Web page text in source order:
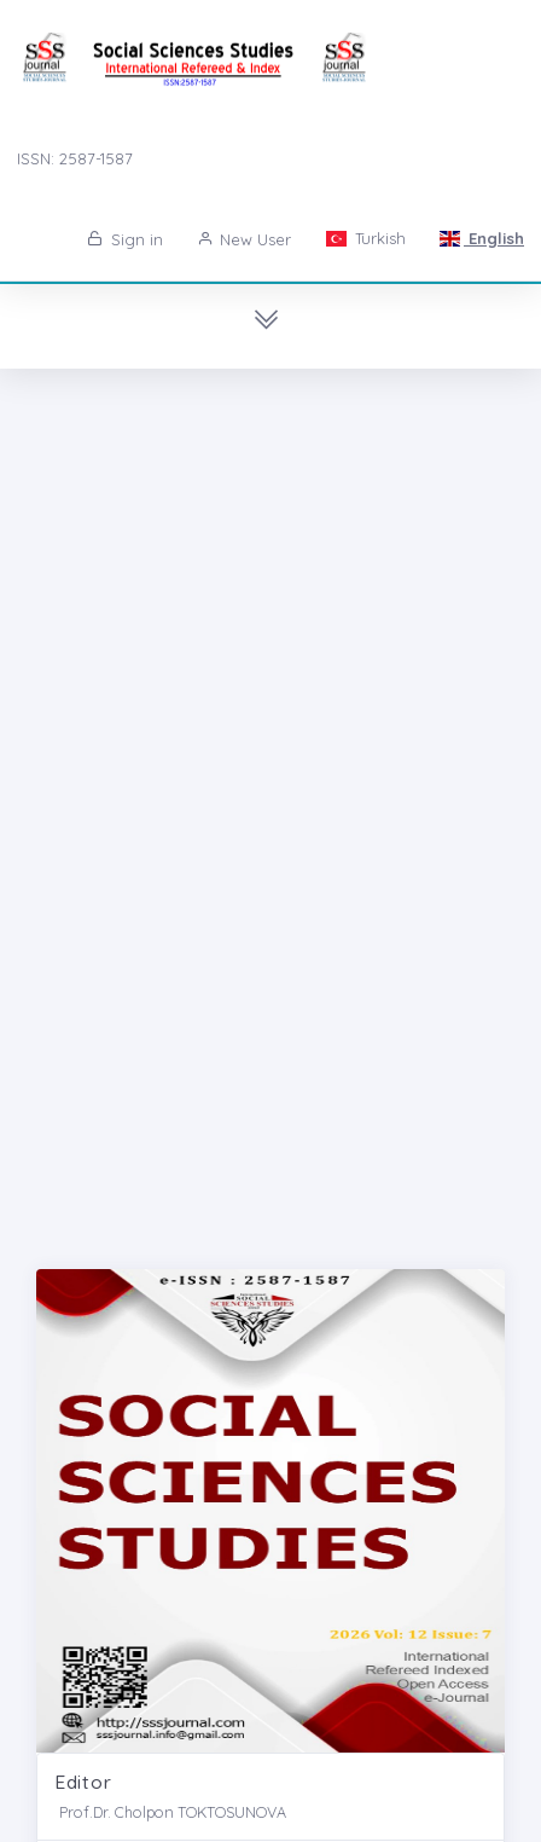
ISSN: 2587-1587
Sign in New User Turkish English
Editor
Prof.Dr. Cholpon TOKTOSUNOVA